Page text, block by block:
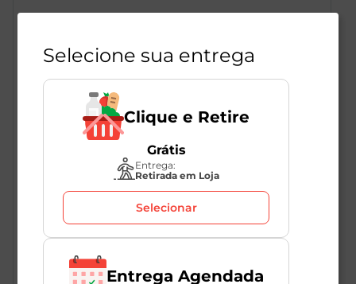
Heineken é uma cerveja lager Puro Malte, refrescante
e de cor amarelo-dourado, produzida com
ingredientes 100% naturais: água, malte e lúpulo.
Durante o processo de fermentação da Heineken, a
exclusiva Levedura A é responsável pelo sabor
característico e bem equilibrado, com notas frutadas
sutis. A cerveja é fabricada em tanques horizontais
para mais sabor e consistência. É por isso que
nenhuma outra cerveja tem o gosto de Heineken. <br>
Aprecie uma Heineken gelada, fresca e de alta
qualidade na icônica versão em garrafa 600ml. A
VER MAIS
Selecione sua entrega
Clique e Retire
Grátis
Entrega:
Retirada em Loja
Selecionar
Entrega Agendada